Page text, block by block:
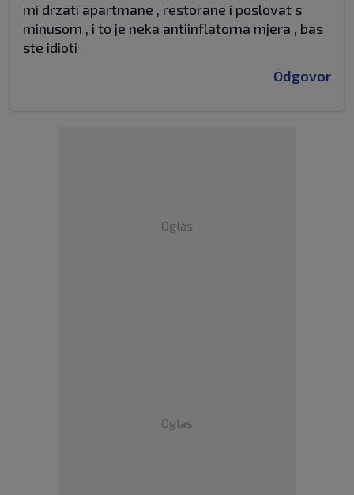
mi drzati apartmane , restorane i poslovat s
minusom , i to je neka antiinflatorna mjera , bas
ste idioti
Odgovor
Oglas
Oglas